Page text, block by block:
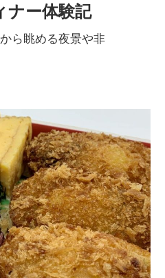
ナー体験記
ら眺める夜景や非